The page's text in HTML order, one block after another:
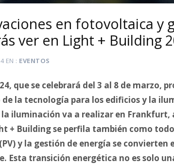
en fotovoltaica y
ver en Light + Building
EN EVENTOS
que se celebrará del 3 al 8 de marzo,
la tecnología para los edificios y la
la iluminación va a realizar en Frankfurt,
+ Building se perfila también como
y la gestión de energía se convierten
Esta transición energética no es solo